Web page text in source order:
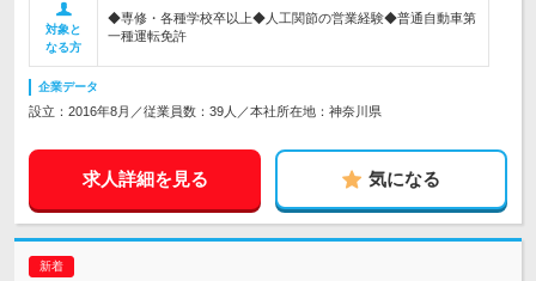
対象と
なる方
◆専修・各種学校卒以上◆人工関節の営業経験◆普通自動車第
一種運転免許
企業データ
設立：2016年8月／従業員数：39人／本社所在地：神奈川県
求人詳細を見る 気になる